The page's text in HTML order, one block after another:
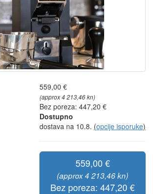
559,00 €
(approx 4 213,46 kn)
Bez poreza: 447,20 €
Dostupno
dostava na 10.8. (opcije isporuke)
559,00 €
(approx 4 213,46 kn)
Bez poreza: 447,20 €